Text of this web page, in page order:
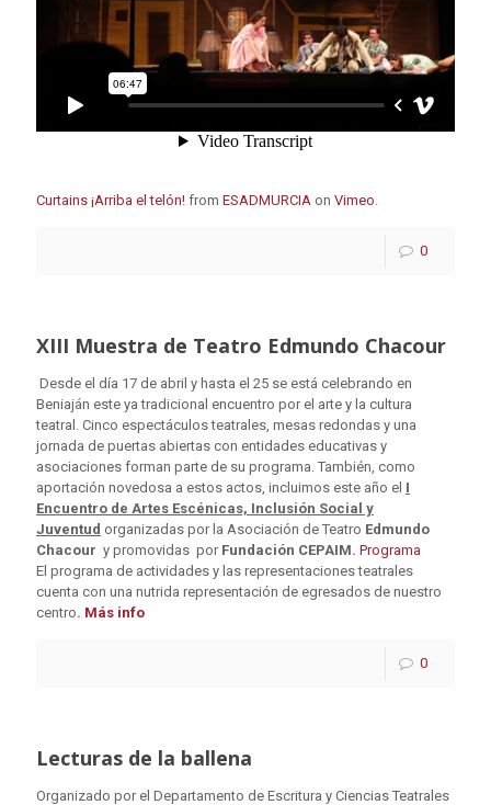
Curtains ¡Arriba el telón! from ESADMURCIA on Vimeo.
0
XIII Muestra de Teatro Edmundo Chacour
Desde el día 17 de abril y hasta el 25 se está celebrando en
Beniaján este ya tradicional encuentro por el arte y la cultura
teatral. Cinco espectáculos teatrales, mesas redondas y una
jornada de puertas abiertas con entidades educativas y
asociaciones forman parte de su programa. También, como
aportación novedosa a estos actos, incluimos este año el I
Encuentro de Artes Escénicas, Inclusión Social y
Juventud organizadas por la Asociación de Teatro Edmundo
Chacour y promovidas por Fundación CEPAIM. Programa
El programa de actividades y las representaciones teatrales
cuenta con una nutrida representación de egresados de nuestro
centro. Más info
0
Lecturas de la ballena
Organizado por el Departamento de Escritura y Ciencias Teatrales